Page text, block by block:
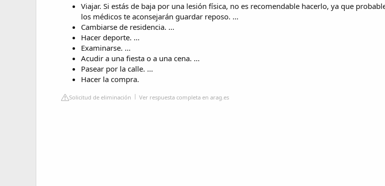
Viajar. Si estás de baja por una lesión física, no es recomendable hacerlo, ya que
los médicos te aconsejarán guardar reposo. ...
Cambiarse de residencia. ...
Hacer deporte. ...
Examinarse. ...
Acudir a una fiesta o a una cena. ...
Pasear por la calle. ...
Hacer la compra.
Solicitud de eliminación Ver respuesta completa en arag.es